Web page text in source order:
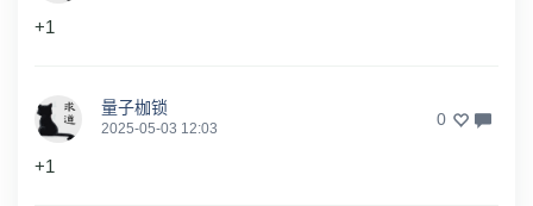
+1
量子枷锁
2025-05-03 12:03 0
+1